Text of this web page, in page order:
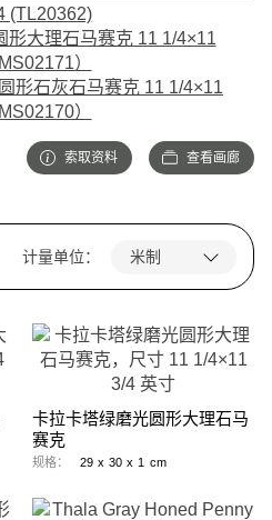
索取资料 查看画廊
计量单位：
卡拉卡塔绿磨光圆形大理石马
赛克
规格： 29 x 30 x 1 cm